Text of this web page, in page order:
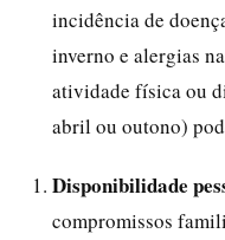
incidência de
inverno e alergias
atividade física ou
abril ou outono)
Disponibilidade
compromissos